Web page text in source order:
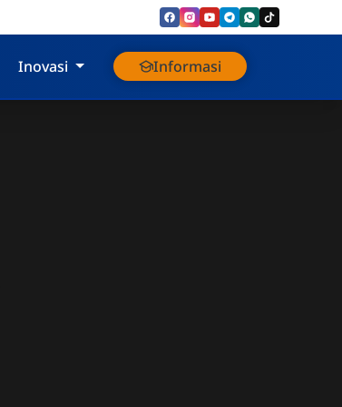
Inovasi Informasi